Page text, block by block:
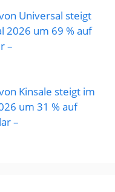
Universal steigt
2026 um 69 % auf
–
Kinsale steigt im
um 31 % auf
–